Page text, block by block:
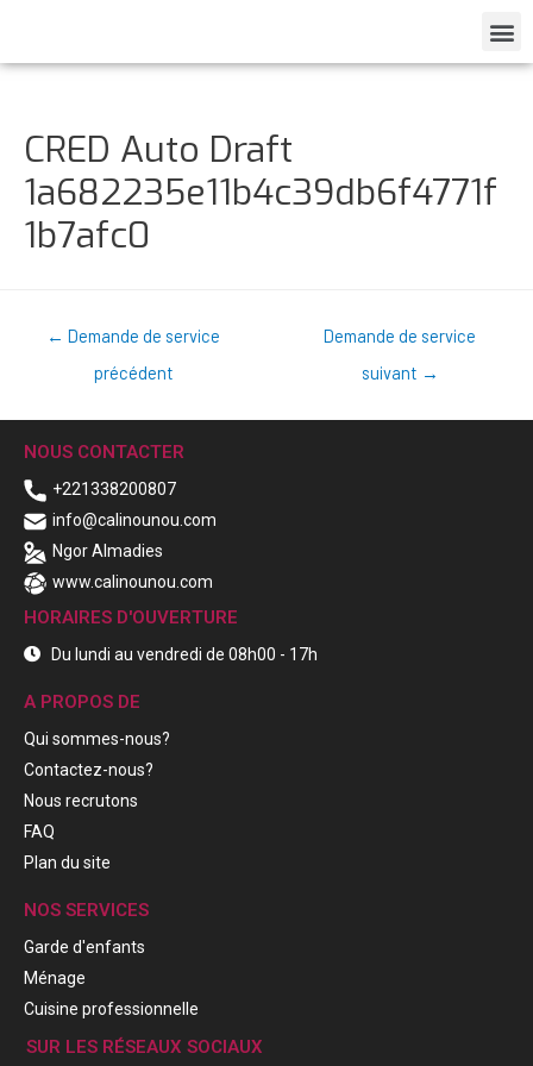
CRED Auto Draft
1a682235e11b4c39db6f4771f
1b7afc0
← Demande de service
précédent
Demande de service
suivant →
NOUS CONTACTER
+221338200807
info@calinounou.com
Ngor Almadies
www.calinounou.com
HORAIRES D'OUVERTURE
Du lundi au vendredi de 08h00 - 17h
A PROPOS DE
Qui sommes-nous?
Contactez-nous?
Nous recrutons
FAQ
Plan du site
NOS SERVICES
Garde d'enfants
Ménage
Cuisine professionnelle
SUR LES RÉSEAUX SOCIAUX